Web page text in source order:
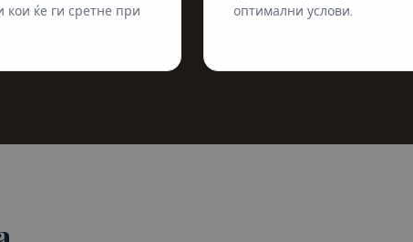
кои ќе ги сретне при
оптимални услови.